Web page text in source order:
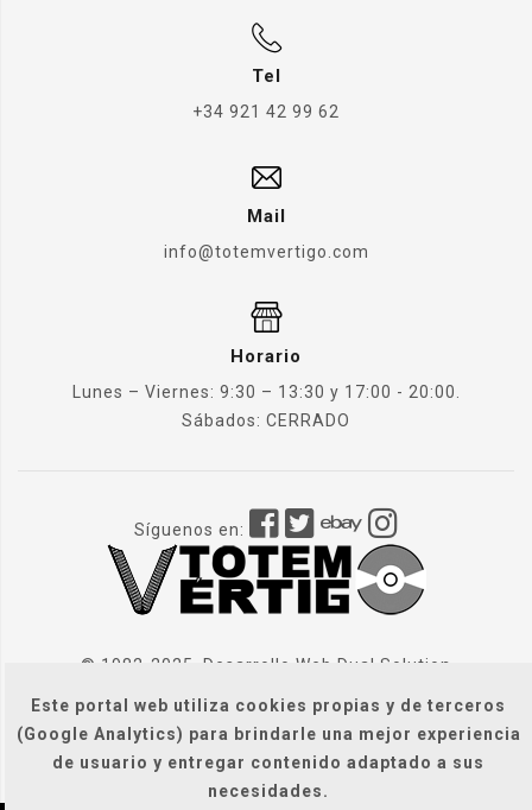
Este portal web utiliza cookies propias y de terceros
(Google Analytics) para brindarle una mejor experiencia
de usuario y entregar contenido adaptado a sus
necesidades.
Tel
+34 921 42 99 62
Mail
info@totemvertigo.com
Horario
Lunes – Viernes: 9:30 – 13:30 y 17:00 - 20:00.
Sábados: CERRADO
Síguenos en:
© 1982-2025. Desarrollo Web Dual Solution